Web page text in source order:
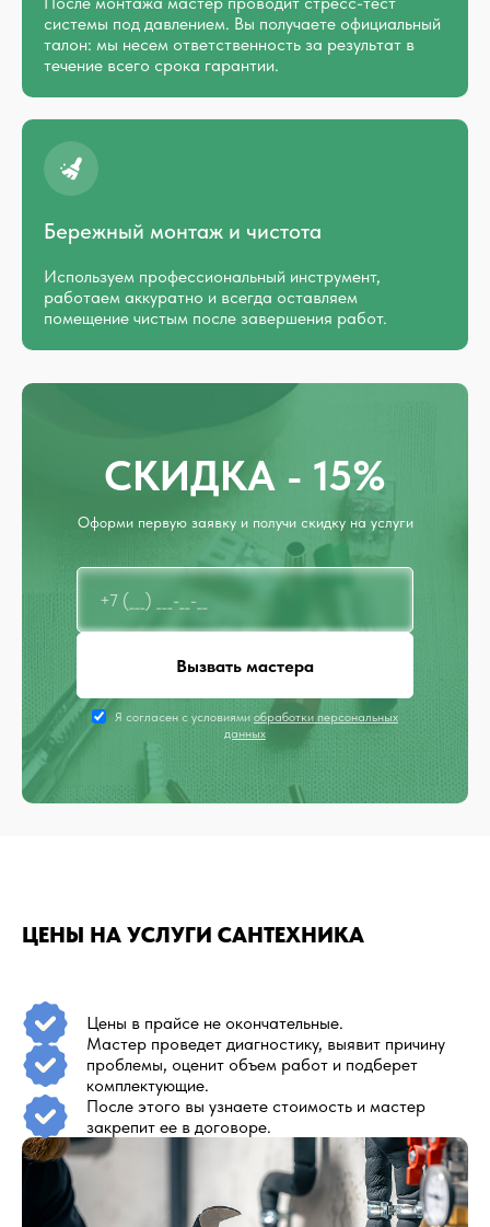
системы под давлением. Вы получаете официальный
талон: мы несем ответственность за результат в
течение всего срока гарантии.
Бережный монтаж и чистота
Используем профессиональный инструмент,
работаем аккуратно и всегда оставляем
помещение чистым после завершения работ.
СКИДКА - 15%
Оформи первую заявку и получи скидку на услуги
Вызвать мастера
Я согласен с условиями обработки персональных
данных
ЦЕНЫ НА УСЛУГИ САНТЕХНИКА
Цены в прайсе не окончательные.
Мастер проведет диагностику, выявит причину
проблемы, оценит объем работ и подберет
комплектующие.
После этого вы узнаете стоимость и мастер
закрепит ее в договоре.